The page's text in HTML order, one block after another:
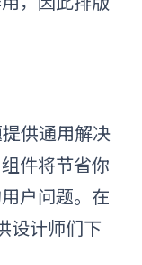
供通用解决
件将节省你
户问题。在
设计师们下